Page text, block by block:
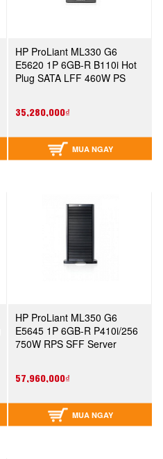
HP ProLiant ML330 G6
E5620 1P 6GB-R B110i Hot
Plug SATA LFF 460W PS
35,280,000₫
MUA NGAY
HP ProLiant ML350 G6
E5645 1P 6GB-R P410i/256
750W RPS SFF Server
57,960,000₫
MUA NGAY